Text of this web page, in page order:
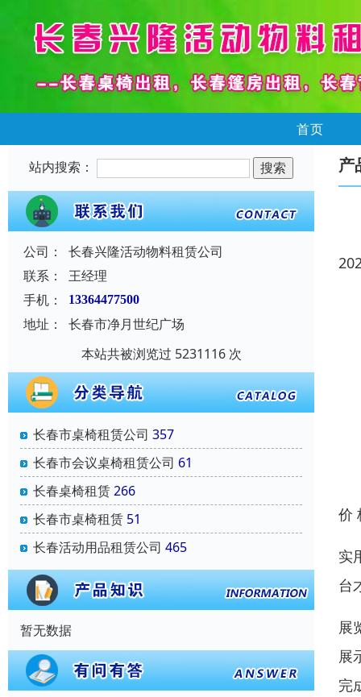
首页
站内搜索：
公司：
长春兴隆活动物料租赁公司
联系：
王经理
手机：
13364477500
地址：
长春市净月世纪广场
本站共被浏览过 5231116 次
长春市桌椅租赁公司 357
长春市会议桌椅租赁公司 61
长春桌椅租赁266
长春市桌椅租赁 51
长春活动用品租赁公司 465
暂无数据
产
价
实
台
展
展
完